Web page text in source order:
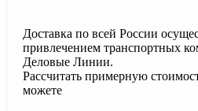
Доставка по всей России
привлечением транспортных
Деловые Линии.
Рассчитать примерную
можете